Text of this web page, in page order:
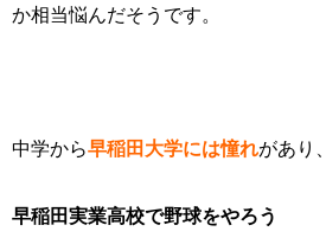
か相当悩んだそうです。
中学から早稲田大学には憧れがあり、
早稲田実業高校で野球をやろう